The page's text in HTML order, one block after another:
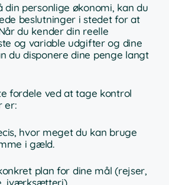
din personlige økonomi, kan du
beslutninger i stedet for at
du kender din reelle
og variable udgifter og dine
du disponere dine penge langt
fordele ved at tage kontrol
er:
hvor meget du kan bruge
i gæld.
plan for dine mål (rejser,